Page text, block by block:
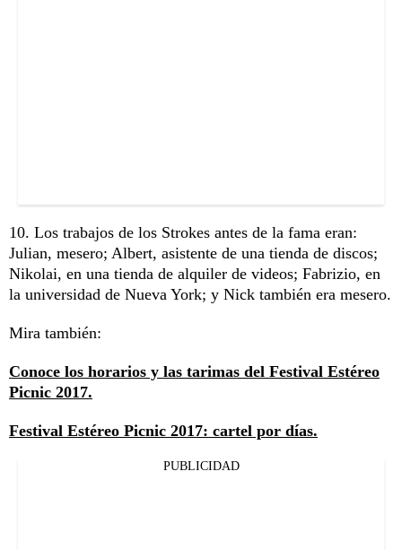
10. Los trabajos de los Strokes antes de la fama eran:
Julian, mesero; Albert, asistente de una tienda de discos;
Nikolai, en una tienda de alquiler de videos; Fabrizio, en
la universidad de Nueva York; y Nick también era mesero.
Mira también:
Conoce los horarios y las tarimas del Festival Estéreo
Picnic 2017.
Festival Estéreo Picnic 2017: cartel por días.
PUBLICIDAD